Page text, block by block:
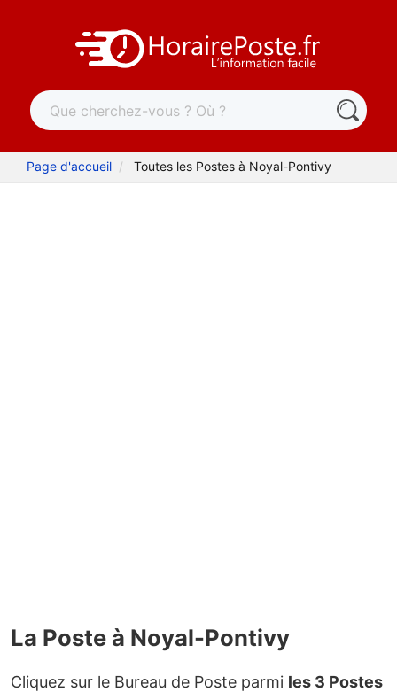
Page d'accueil Toutes les Postes à Noyal-Pontivy
La Poste à Noyal-Pontivy
Cliquez sur le Bureau de Poste parmi les 3 Postes